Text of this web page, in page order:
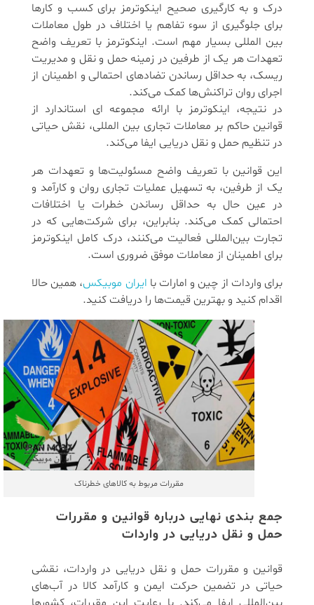
درک و به کارگیری صحیح اینکوترمز برای کسب و کارها
برای جلوگیری از سوء تفاهم یا اختلاف در طول معاملات
بین المللی بسیار مهم است. اینکوترمز با تعریف واضح
تعهدات هر یک از طرفین در زمینه حمل و نقل و مدیریت
ریسک، به حداقل رساندن تضادهای احتمالی و اطمینان از
اجرای روان تراکنش‌ها کمک می‌کند.
در نتیجه، اینکوترمز با ارائه مجموعه ای استاندارد از
قوانین حاکم بر معاملات تجاری بین المللی، نقش حیاتی
در تنظیم حمل و نقل دریایی ایفا می‌کند.
این قوانین با تعریف واضح مسئولیت‌ها و تعهدات هر
یک از طرفین، به تسهیل عملیات تجاری روان و کارآمد و
در عین حال به حداقل رساندن خطرات یا اختلافات
احتمالی کمک می‌کند. بنابراین، برای شرکت‌هایی که در
تجارت بین‌المللی فعالیت می‌کنند، درک کامل اینکوترمز
برای اطمینان از معاملات موفق ضروری است.
برای واردات از چین و امارات با ایران موبیکس، همین حالا
اقدام کنید و بهترین قیمت‌ها را دریافت کنید.
مقررات مربوط به کالاهای خطرناک
جمع بندی نهایی درباره قوانین و مقررات
حمل و نقل دریایی در واردات
قوانین و مقررات حمل و نقل دریایی در واردات، نقشی
حیاتی در تضمین حرکت ایمن و کارآمد کالا در آب‌های